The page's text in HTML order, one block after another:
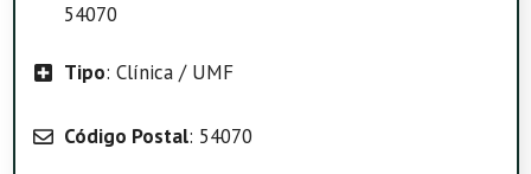
54070
Tipo: Clínica / UMF
Código Postal: 54070